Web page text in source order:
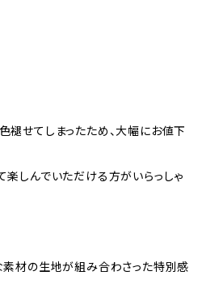
褪せてしまったため、大幅にお値下
しんでいただける方がいらっしゃ
素材の生地が組み合わさった特別感